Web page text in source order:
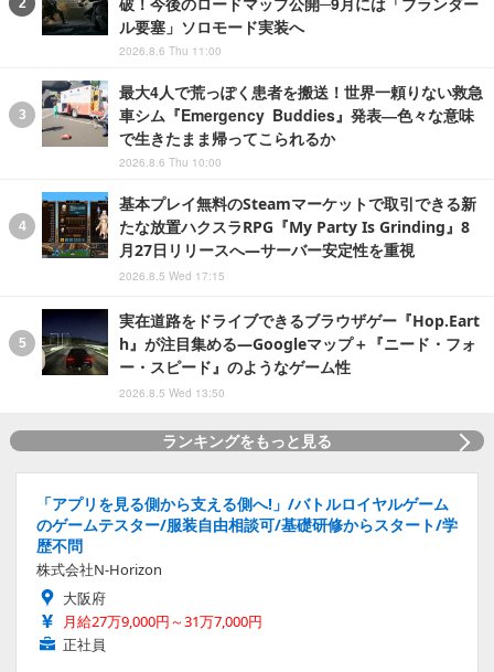
破！今後のロードマップ公開─9月には「ブランダー
ル要塞」ソロモード実装へ
2026.8.6 Thu 11:00
最大4人で荒っぽく患者を搬送！世界一頼りない救急
車シム『Emergency Buddies』発表―色々な意味
で生きたまま帰ってこられるか
2026.8.6 Thu 10:00
基本プレイ無料のSteamマーケットで取引できる新
たな放置ハクスラRPG『My Party Is Grinding』8
月27日リリースへ―サーバー安定性を重視
2026.8.5 Wed 17:15
実在道路をドライブできるブラウザゲー『Hop.Eart
h』が注目集める―Googleマップ＋『ニード・フォ
ー・スピード』のようなゲーム性
2026.8.5 Wed 13:50
ランキングをもっと見る
「アプリを見る側から支える側へ!」/バトルロイヤルゲーム
のゲームテスター/服装自由相談可/基礎研修からスタート/学
歴不問
株式会社N-Horizon
大阪府
月給27万9,000円～31万7,000円
正社員